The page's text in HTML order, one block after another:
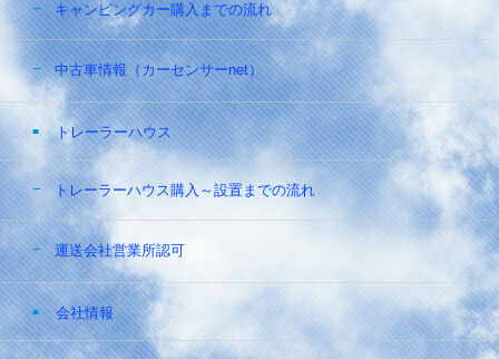
キャンピングカー購入までの流れ
中古車情報（カーセンサーnet）
トレーラーハウス
トレーラーハウス購入～設置までの流れ
運送会社営業所認可
会社情報